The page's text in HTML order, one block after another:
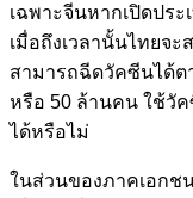
เฉพาะจีนหากเปิดประ
เมื่อถึงเวลานั้นไทยจ
สามารถฉีดวัคซีนได้ต
หรือ 50 ล้านคน ใช้​วั
ได้หรือไม่
ในส่วนของภาคเอกช